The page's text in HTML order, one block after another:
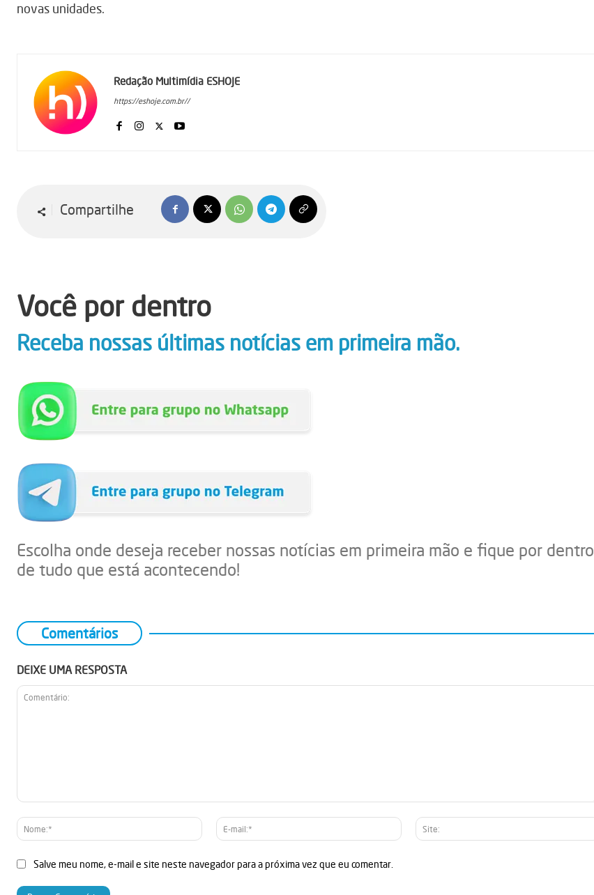
novas unidades.
Redação Multimídia ESHOJE
https://eshoje.com.br//
Compartilhe
Você por dentro
Receba nossas últimas notícias em primeira mão.
Escolha onde deseja receber nossas notícias em primeira mão e fique por dentro
de tudo que está acontecendo!
Comentários
DEIXE UMA RESPOSTA
Nome:*
E-
mail:*
Salve meu nome, e-mail e site neste navegador para a próxima vez que eu comentar.